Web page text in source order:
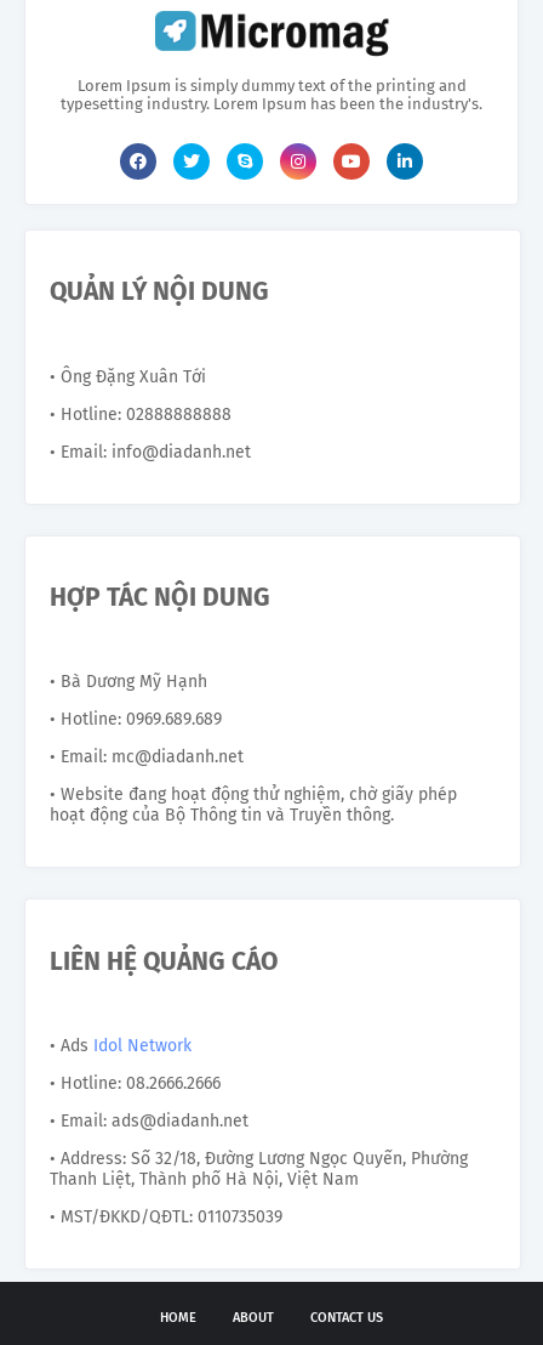
Lorem Ipsum is simply dummy text of the printing and
typesetting industry. Lorem Ipsum has been the industry's.
QUẢN LÝ NỘI DUNG
• Ông Đặng Xuân Tới
• Hotline: 02888888888
• Email: info@diadanh.net
HỢP TÁC NỘI DUNG
• Bà Dương Mỹ Hạnh
• Hotline: 0969.689.689
• Email: mc@diadanh.net
• Website đang hoạt động thử nghiệm, chờ giấy phép
hoạt động của Bộ Thông tin và Truyền thông.
LIÊN HỆ QUẢNG CÁO
• Ads Idol Network
• Hotline: 08.2666.2666
• Email: ads@diadanh.net
• Address: Số 32/18, Đường Lương Ngọc Quyến, Phường
Thanh Liệt, Thành phố Hà Nội, Việt Nam
• MST/ĐKKD/QĐTL: 0110735039
HOME ABOUT CONTACT US